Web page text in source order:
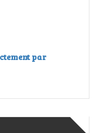
par